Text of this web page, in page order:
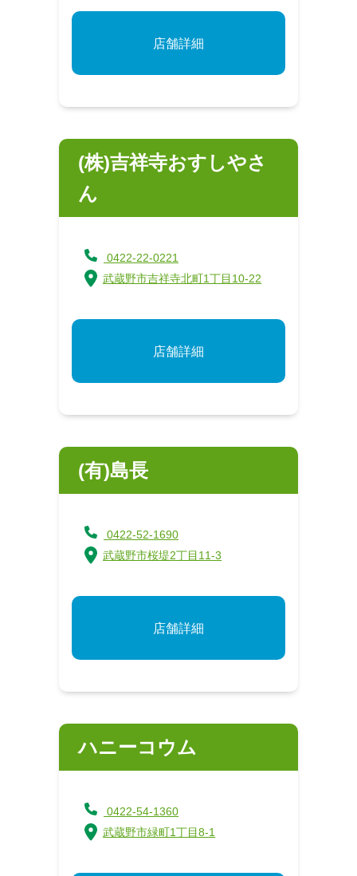
店舗詳細
(株)吉祥寺おすしやさ
ん
0422-22-0221
武蔵野市吉祥寺北町1丁目10-22
店舗詳細
(有)島長
0422-52-1690
武蔵野市桜堤2丁目11-3
店舗詳細
ハニーコウム
0422-54-1360
武蔵野市緑町1丁目8-1